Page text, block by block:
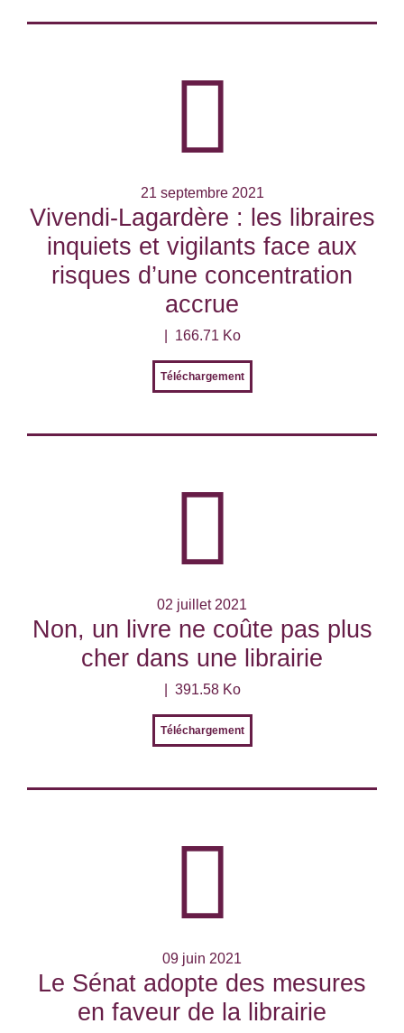
21 septembre 2021
Vivendi-Lagardère : les libraires
inquiets et vigilants face aux
risques d’une concentration
accrue
166.71 Ko
Téléchargement
02 juillet 2021
Non, un livre ne coûte pas plus
cher dans une librairie
391.58 Ko
Téléchargement
09 juin 2021
Le Sénat adopte des mesures
en faveur de la librairie